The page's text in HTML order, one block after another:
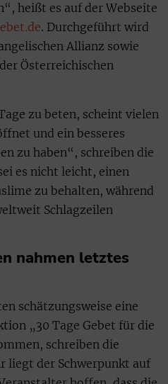
heißt es auf der Webseite
. Durchgeführt wird
Allianz sowie
Österreichischen
zu beten, scheint vielen
und ein besseres
zu haben“, schreiben die
es nicht leicht, einen
zu behalten, während
Schlagzeilen
nahmen letztes
schätzungsweise eine
„30 Tage Gebet für die
schreiben die
liegt der Schwerpunkt auf